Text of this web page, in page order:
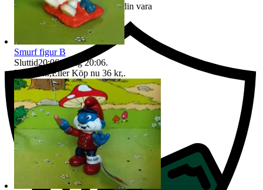
Ersättning om du inte får din vara
Smurf figur B
Sluttid20:06 9 aug 20:06.
Pris:
25 kr,Eller Köp nu 36 kr,.